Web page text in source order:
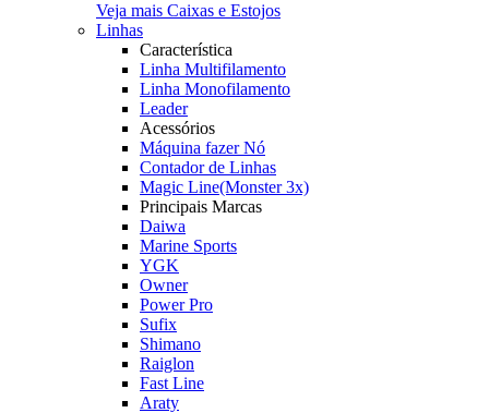
Veja mais Caixas e Estojos
Linhas
Característica
Linha Multifilamento
Linha Monofilamento
Leader
Acessórios
Máquina fazer Nó
Contador de Linhas
Magic Line(Monster 3x)
Principais Marcas
Daiwa
Marine Sports
YGK
Owner
Power Pro
Sufix
Shimano
Raiglon
Fast Line
Araty